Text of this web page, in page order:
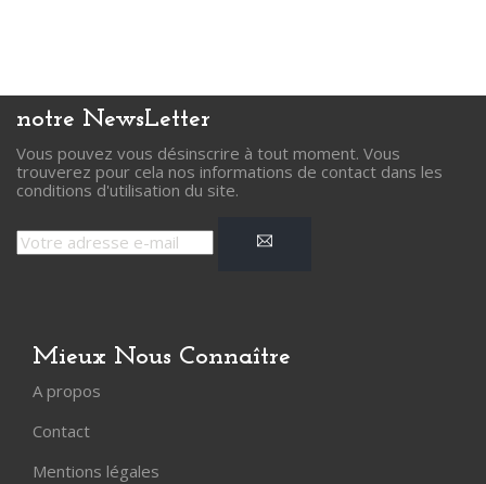
notre NewsLetter
Vous pouvez vous désinscrire à tout moment. Vous
trouverez pour cela nos informations de contact dans les
conditions d'utilisation du site.
Mieux Nous Connaître
A propos
Contact
Mentions légales